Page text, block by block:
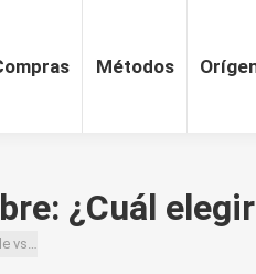
Métodos
¿Cuál
vs…